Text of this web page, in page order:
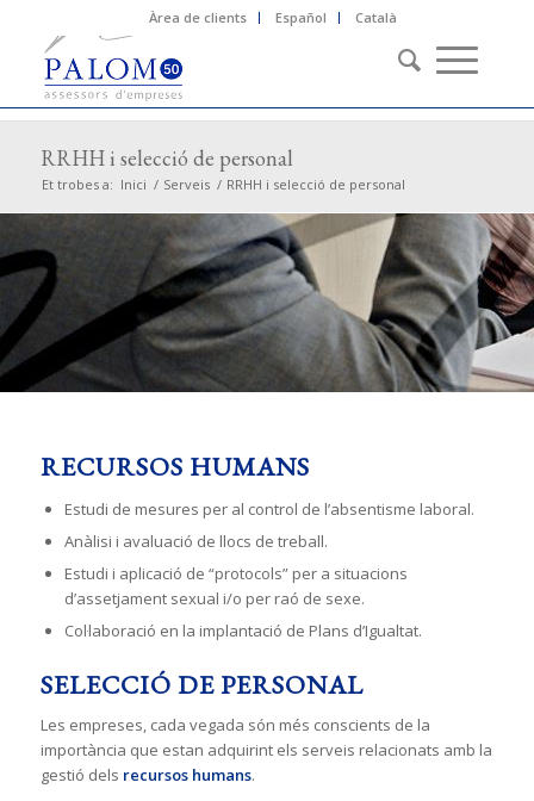
Àrea de clients Español Català
RRHH i selecció de personal
Et trobes a: Inici / Serveis / RRHH i selecció de personal
RECURSOS HUMANS
Estudi de mesures per al control de l’absentisme laboral.
Anàlisi i avaluació de llocs de treball.
Estudi i aplicació de “protocols” per a situacions
d’assetjament sexual i/o per raó de sexe.
Col·laboració en la implantació de Plans d’Igualtat.
SELECCIÓ DE PERSONAL
Les empreses, cada vegada són més conscients de la
importància que estan adquirint els serveis relacionats amb la
gestió dels recursos humans.